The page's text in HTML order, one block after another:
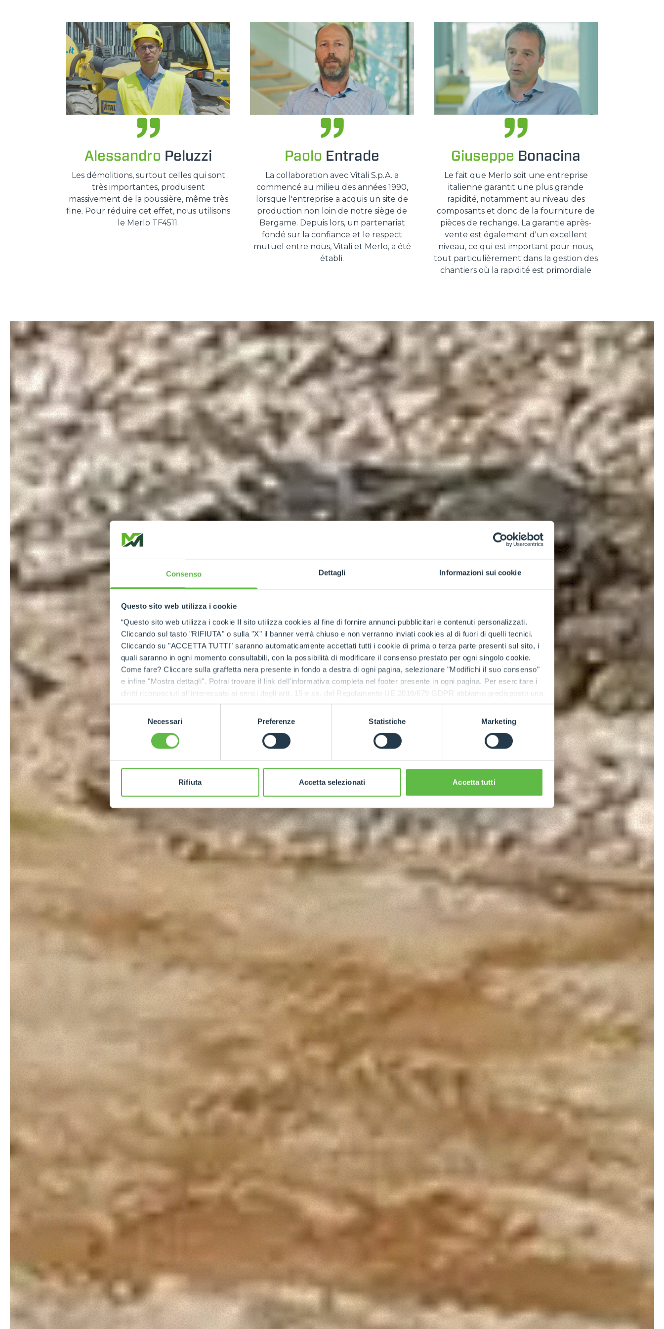
Consenso Dettagli Informazioni sui cookie
Questo sito web utilizza i cookie
“Questo sito web utilizza i cookie Il sito utilizza cookies al fine di fornire annunci pubblicitari e contenuti personalizzati.
Cliccando sul tasto "RIFIUTA" o sulla "X" il banner verrà chiuso e non verranno inviati cookies al di fuori di quelli tecnici.
Cliccando su "ACCETTA TUTTI" saranno automaticamente accettati tutti i cookie di prima o terza parte presenti sul sito, i
quali saranno in ogni momento consultabili, con la possibilità di modificare il consenso prestato per ogni singolo cookie.
Come fare? Cliccare sulla graffetta nera presente in fondo a destra di ogni pagina, selezionare "Modifichi il suo consenso"
e infine "Mostra dettagli". Potrai trovare il link dell'informativa completa nel footer presente in ogni pagina. Per esercitare i
diritti riconosciuti all'interessato ai sensi degli artt. 15 e ss. del Regolamento UE 2016/679 GDPR abbiamo predisposto una
apposita procedura.
del
Necessari Preferenze Statistiche Marketing
Rifiuta Accetta selezionati Accetta tutti
Alessandro Peluzzi
Les démolitions, surtout celles qui sont
très importantes, produisent
massivement de la poussière, même très
fine. Pour réduire cet effet, nous utilisons
le Merlo TF4511.
Paolo Entrade
La collaboration avec Vitali S.p.A. a
commencé au milieu des années 1990,
lorsque l'entreprise a acquis un site de
production non loin de notre siège de
Bergame. Depuis lors, un partenariat
fondé sur la confiance et le respect
mutuel entre nous, Vitali et Merlo, a été
établi.
Giuseppe Bonacina
Le fait que Merlo soit une entreprise
italienne garantit une plus grande
rapidité, notamment au niveau des
composants et donc de la fourniture de
pièces de rechange. La garantie après-
vente est également d'un excellent
niveau, ce qui est important pour nous,
tout particulièrement dans la gestion des
chantiers où la rapidité est primordiale